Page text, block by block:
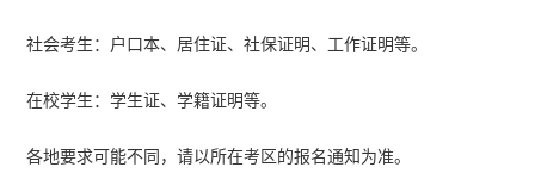
社会考生：户口本、居住证、社保证明、工作证明等。
在校学生：学生证、学籍证明等。
各地要求可能不同，请以所在考区的报名通知为准。